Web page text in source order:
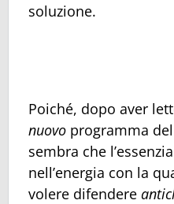
soluzione.
Poiché, dopo aver
nuovo programma
sembra che
nell’energia con la
volere difendere